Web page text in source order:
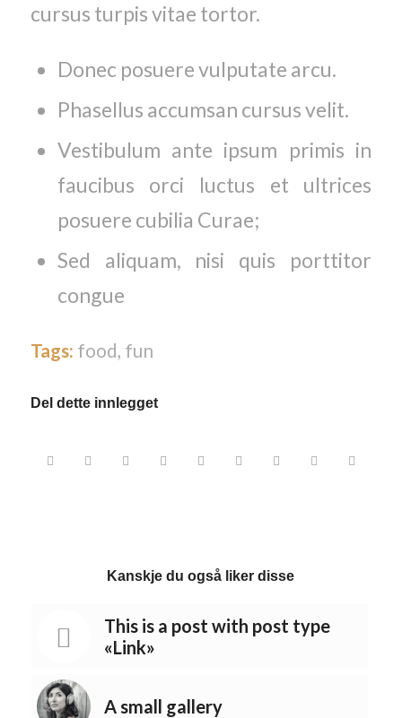
cursus turpis vitae tortor.
Donec posuere vulputate arcu.
Phasellus accumsan cursus velit.
Vestibulum ante ipsum primis in
faucibus orci luctus et ultrices
posuere cubilia Curae;
Sed aliquam, nisi quis porttitor
congue
Tags: food, fun
Del dette innlegget
Kanskje du også liker disse
This is a post with post type
«Link»
A small gallery